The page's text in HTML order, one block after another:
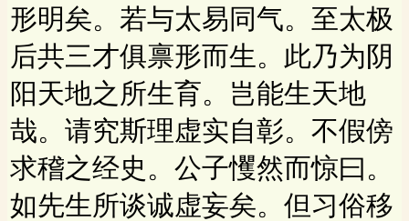
形明矣。若与太易同气。至太极
后共三才俱禀形而生。此乃为阴
阳天地之所生育。岂能生天地
哉。请究斯理虚实自彰。不假傍
求稽之经史。公子戄然而惊曰。
如先生所谈诚虚妄矣。但习俗移